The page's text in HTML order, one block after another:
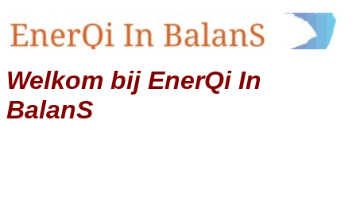
Welkom bij EnerQi In
BalanS